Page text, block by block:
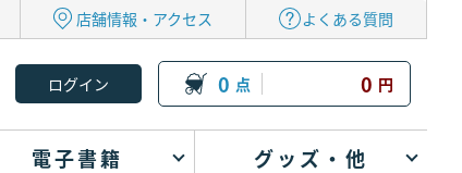
店舗情報・アクセス よくある質問
0 点 0 円
電子書籍 グッズ・他